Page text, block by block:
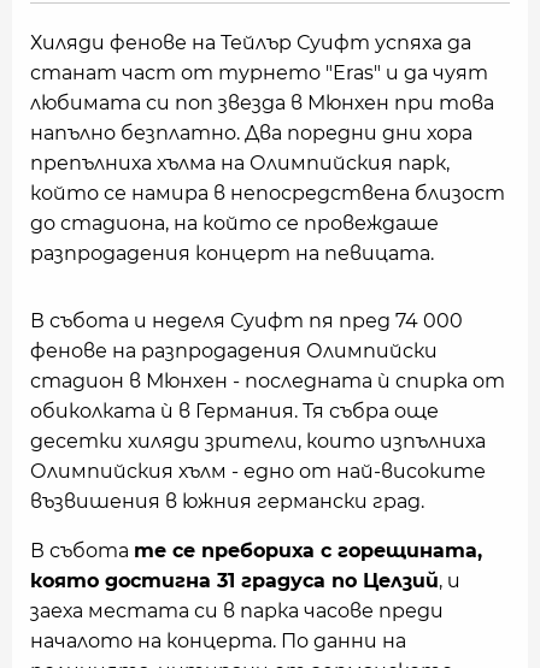
Хиляди фенове на Тейлър Суифт успяха да
станат част от турнето "Eras" и да чуят
любимата си поп звезда в Мюнхен при това
напълно безплатно. Два поредни дни хора
препълниха хълма на Олимпийския парк,
който се намира в непосредствена близост
до стадиона, на който се провеждаше
разпродадения концерт на певицата.
В събота и неделя Суифт пя пред 74 000
фенове на разпродадения Олимпийски
стадион в Мюнхен - последната ѝ спирка от
обиколката ѝ в Германия. Тя събра още
десетки хиляди зрители, които изпълниха
Олимпийския хълм - едно от най-високите
възвишения в южния германски град.
В събота те се пребориха с горещината,
която достигна 31 градуса по Целзий, и
заеха местата си в парка часове преди
началото на концерта. По данни на